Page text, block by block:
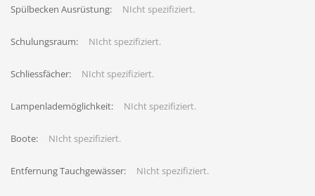
Spülbecken Ausrüstung: NIcht spezifiziert.
Schulungsraum: NIcht spezifiziert.
Schliessfächer: NIcht spezifiziert.
Lampenlademöglichkeit: NIcht spezifiziert.
Boote: NIcht spezifiziert.
Entfernung Tauchgewässer: NIcht spezifiziert.